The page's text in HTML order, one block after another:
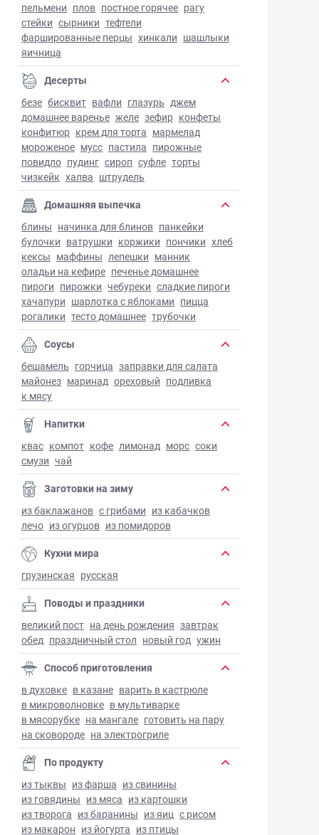
пельмени плов постное горячее рагу
стейки сырники тефтели
фаршированные перцы хинкали шашлыки
яичница
Десерты
безе бисквит вафли глазурь джем
домашнее варенье желе зефир конфеты
конфитюр крем для торта мармелад
мороженое мусс пастила пирожные
повидло пудинг сироп суфле торты
чизкейк халва штрудель
Домашняя выпечка
блины начинка для блинов панкейки
булочки ватрушки коржики пончики хлеб
кексы маффины лепешки манник
оладьи на кефире печенье домашнее
пироги пирожки чебуреки сладкие пироги
хачапури шарлотка с яблоками пицца
рогалики тесто домашнее трубочки
Соусы
бешамель горчица заправки для салата
майонез маринад ореховый подливка
к мясу
Напитки
квас компот кофе лимонад морс соки
смузи чай
Заготовки на зиму
из баклажанов с грибами из кабачков
лечо из огурцов из помидоров
Кухни мира
грузинская русская
Поводы и праздники
великий пост на день рождения завтрак
обед праздничный стол новый год ужин
Способ приготовления
в духовке в казане варить в кастрюле
в микроволновке в мультиварке
в мясорубке на мангале готовить на пару
на сковороде на электрогриле
По продукту
из тыквы из фарша из свинины
из говядины из мяса из картошки
из творога из баранины из яиц с рисом
из макарон из йогурта из птицы